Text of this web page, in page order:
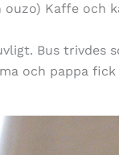
Kaffe och
Bus trivdes
och pappa